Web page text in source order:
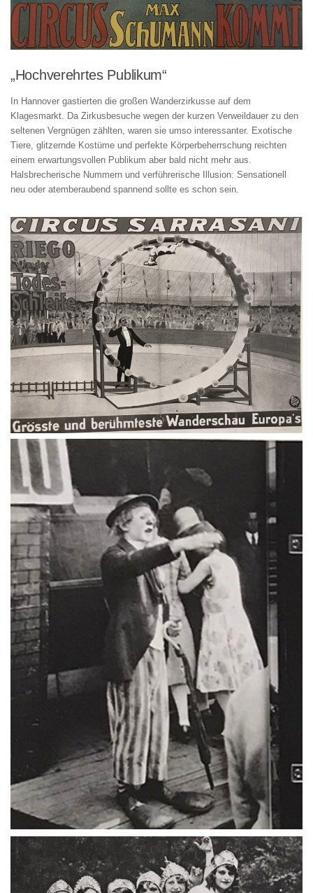
„Hochverehrtes Publikum“
In Hannover gastierten die großen Wanderzirkusse auf dem
Klagesmarkt. Da Zirkusbesuche wegen der kurzen Verweildauer zu den
seltenen Vergnügen zählten, waren sie umso interessanter. Exotische
Tiere, glitzernde Kostüme und perfekte Körperbeherrschung reichten
einem erwartungsvollen Publikum aber bald nicht mehr aus.
Halsbrecherische Nummern und verführerische Illusion: Sensationell
neu oder atemberaubend spannend sollte es schon sein.